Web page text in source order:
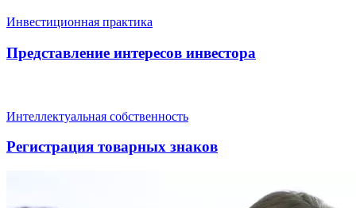
Инвестиционная практика
Представление интересов инвестора
Интеллектуальная собственность
Регистрация товарных знаков